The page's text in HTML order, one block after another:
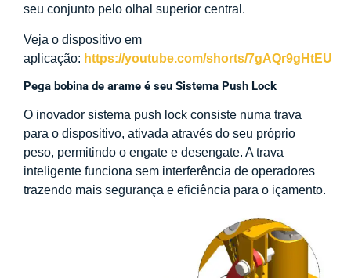
seu conjunto pelo olhal superior central.
Veja o dispositivo em
aplicação: https://youtube.com/shorts/7gAQr9gHtEU
Pega bobina de arame é seu Sistema Push Lock
O inovador sistema push lock consiste numa trava
para o dispositivo, ativada através do seu próprio
peso, permitindo o engate e desengate. A trava
inteligente funciona sem interferência de operadores
trazendo mais segurança e eficiência para o içamento.